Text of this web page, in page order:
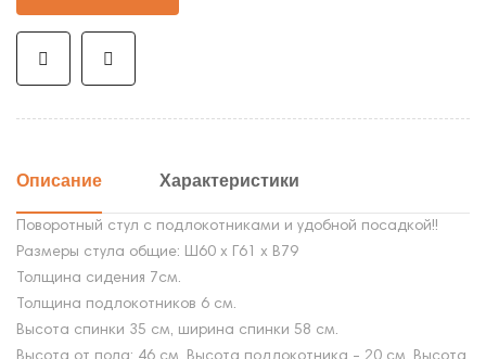
Описание Характеристики
Поворотный стул с подлокотниками и удобной посадкой!!
Размеры стула общие: Ш60 х Г61 х В79
Толщина сидения 7см.
Толщина подлокотников 6 см.
Высота спинки 35 см, ширина спинки 58 см.